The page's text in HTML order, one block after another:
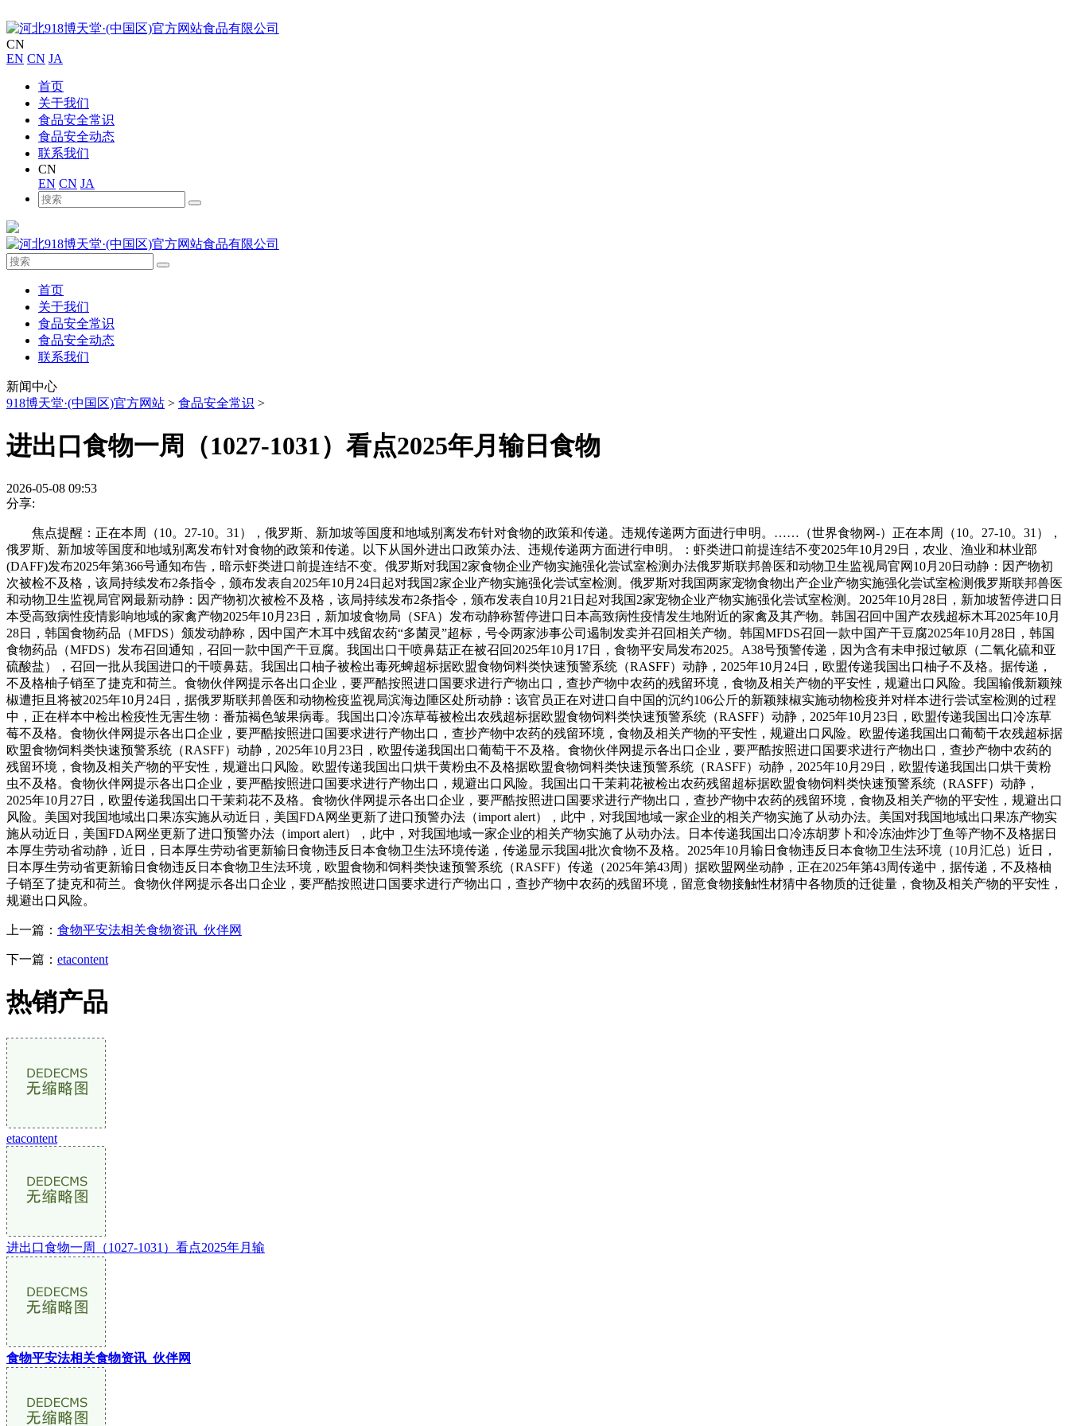
CN
EN CN JA
首页
关于我们
食品安全常识
食品安全动态
联系我们
CN
EN CN JA
首页
关于我们
食品安全常识
食品安全动态
联系我们
新闻中心
918博天堂·(中国区)官方网站 > 食品安全常识 >
进出口食物一周（1027-1031）看点2025年月输日食物
2026-05-08 09:53
分享:
焦点提醒：正在本周（10。27-10。31），俄罗斯、新加坡等国度和地域别离发布针对食物的政策和传递。违规传递两方面进行申明。……（世界食物网-）正在本周（10。27-10。31），
俄罗斯、新加坡等国度和地域别离发布针对食物的政策和传递。以下从国外进出口政策办法、违规传递两方面进行申明。：虾类进口前提连结不变2025年10月29日，农业、渔业和林业部
(DAFF)发布2025年第366号通知布告，暗示虾类进口前提连结不变。俄罗斯对我国2家食物企业产物实施强化尝试室检测办法俄罗斯联邦兽医和动物卫生监视局官网10月20日动静：因产物初
次被检不及格，该局持续发布2条指令，颁布发表自2025年10月24日起对我国2家企业产物实施强化尝试室检测。俄罗斯对我国两家宠物食物出产企业产物实施强化尝试室检测俄罗斯联邦兽医
和动物卫生监视局官网最新动静：因产物初次被检不及格，该局持续发布2条指令，颁布发表自10月21日起对我国2家宠物企业产物实施强化尝试室检测。2025年10月28日，新加坡暂停进口日
本受高致病性疫情影响地域的家禽产物2025年10月23日，新加坡食物局（SFA）发布动静称暂停进口日本高致病性疫情发生地附近的家禽及其产物。韩国召回中国产农残超标木耳2025年10月
28日，韩国食物药品（MFDS）颁发动静称，因中国产木耳中残留农药“多菌灵”超标，号令两家涉事公司遏制发卖并召回相关产物。韩国MFDS召回一款中国产干豆腐2025年10月28日，韩国
食物药品（MFDS）发布召回通知，召回一款中国产干豆腐。我国出口干喷鼻菇正在被召回2025年10月17日，食物平安局发布2025。A38号预警传递，因为含有未申报过敏原（二氧化硫和亚
硫酸盐），召回一批从我国进口的干喷鼻菇。我国出口柚子被检出毒死蜱超标据欧盟食物饲料类快速预警系统（RASFF）动静，2025年10月24日，欧盟传递我国出口柚子不及格。据传递，
不及格柚子销至了捷克和荷兰。食物伙伴网提示各出口企业，要严酷按照进口国要求进行产物出口，查抄产物中农药的残留环境，食物及相关产物的平安性，规避出口风险。我国输俄新颖辣
椒遭拒且将被2025年10月24日，据俄罗斯联邦兽医和动物检疫监视局滨海边陲区处所动静：该官员正在对进口自中国的沉约106公斤的新颖辣椒实施动物检疫并对样本进行尝试室检测的过程
中，正在样本中检出检疫性无害生物：番茄褐色皱果病毒。我国出口冷冻草莓被检出农残超标据欧盟食物饲料类快速预警系统（RASFF）动静，2025年10月23日，欧盟传递我国出口冷冻草
莓不及格。食物伙伴网提示各出口企业，要严酷按照进口国要求进行产物出口，查抄产物中农药的残留环境，食物及相关产物的平安性，规避出口风险。欧盟传递我国出口葡萄干农残超标据
欧盟食物饲料类快速预警系统（RASFF）动静，2025年10月23日，欧盟传递我国出口葡萄干不及格。食物伙伴网提示各出口企业，要严酷按照进口国要求进行产物出口，查抄产物中农药的
残留环境，食物及相关产物的平安性，规避出口风险。欧盟传递我国出口烘干黄粉虫不及格据欧盟食物饲料类快速预警系统（RASFF）动静，2025年10月29日，欧盟传递我国出口烘干黄粉
虫不及格。食物伙伴网提示各出口企业，要严酷按照进口国要求进行产物出口，规避出口风险。我国出口干茉莉花被检出农药残留超标据欧盟食物饲料类快速预警系统（RASFF）动静，
2025年10月27日，欧盟传递我国出口干茉莉花不及格。食物伙伴网提示各出口企业，要严酷按照进口国要求进行产物出口，查抄产物中农药的残留环境，食物及相关产物的平安性，规避出口
风险。美国对我国地域出口果冻实施从动近日，美国FDA网坐更新了进口预警办法（import alert），此中，对我国地域一家企业的相关产物实施了从动办法。美国对我国地域出口果冻产物实
施从动近日，美国FDA网坐更新了进口预警办法（import alert），此中，对我国地域一家企业的相关产物实施了从动办法。日本传递我国出口冷冻胡萝卜和冷冻油炸沙丁鱼等产物不及格据日
本厚生劳动省动静，近日，日本厚生劳动省更新输日食物违反日本食物卫生法环境传递，传递显示我国4批次食物不及格。2025年10月输日食物违反日本食物卫生法环境（10月汇总）近日，
日本厚生劳动省更新输日食物违反日本食物卫生法环境，欧盟食物和饲料类快速预警系统（RASFF）传递（2025年第43周）据欧盟网坐动静，正在2025年第43周传递中，据传递，不及格柚
子销至了捷克和荷兰。食物伙伴网提示各出口企业，要严酷按照进口国要求进行产物出口，查抄产物中农药的残留环境，留意食物接触性材猜中各物质的迁徙量，食物及相关产物的平安性，
规避出口风险。
上一篇： 食物平安法相关食物资讯_伙伴网
下一篇： etacontent
热销产品
etacontent
进出口食物一周（1027-1031）看点2025年月输
食物平安法相关食物资讯_伙伴网